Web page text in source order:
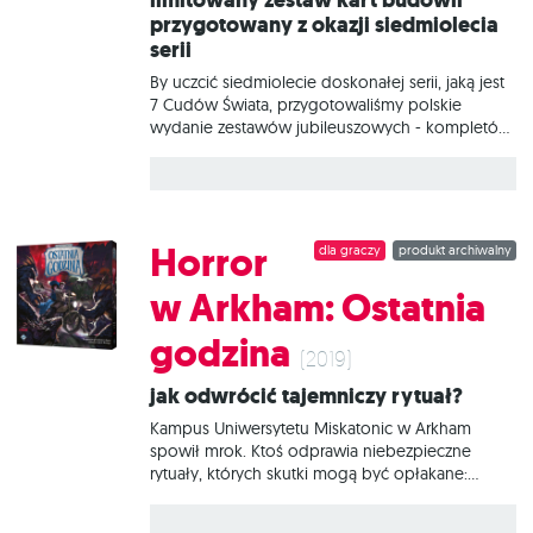
przygotowany z okazji siedmiolecia
serii
By uczcić siedmiolecie doskonałej serii, jaką jest
7 Cudów Świata, przygotowaliśmy polskie
wydanie zestawów jubileuszowych - kompletów
Kryjówka przemytników, Baza bandytów, Kantor,
Areszt, Nielegalny przybytek, Pracownia fałszerza,
Nielegalne laboratorium, Miejsce pamięci.
produkt archiwalny
dla graczy
Horror
w Arkham: Ostatnia
godzina (2019)
Jak odwrócić tajemniczy rytuał?
Kampus Uniwersytetu Miskatonic w Arkham
spowił mrok. Ktoś odprawia niebezpieczne
rytuały, których skutki mogą być opłakane: